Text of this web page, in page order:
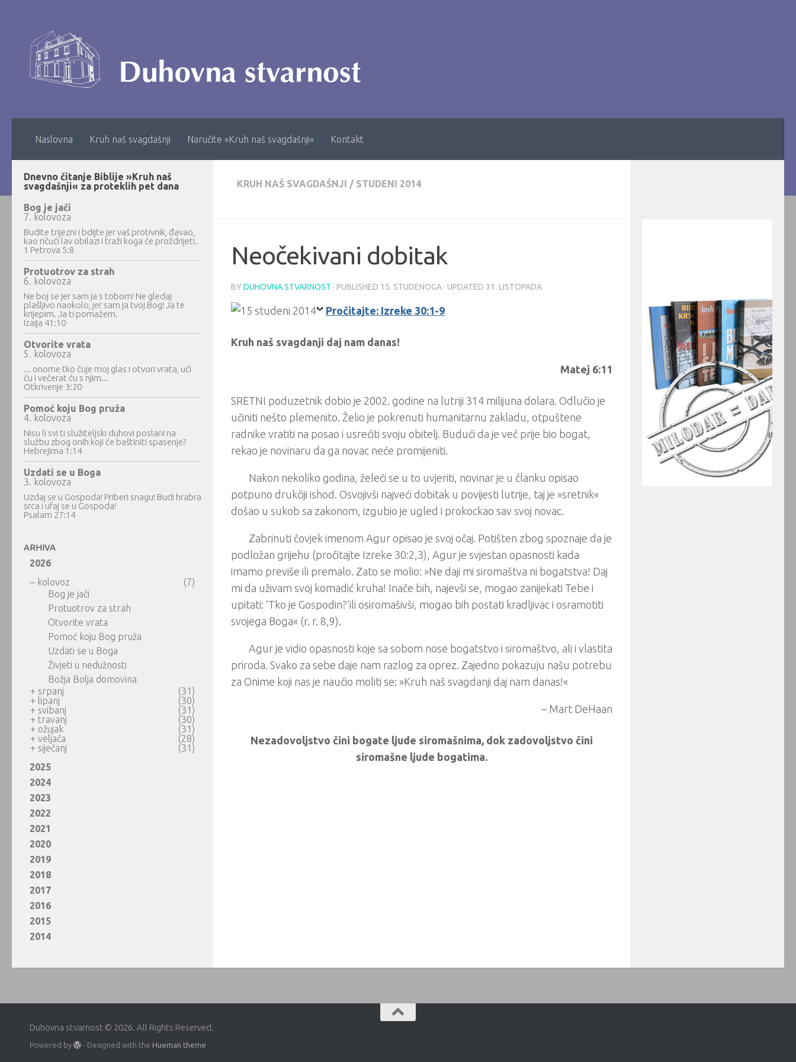
Naslovna Kruh naš svagdašnji Naručite »Kruh naš svagdašnji« Kontakt
KRUH NAŠ SVAGDAŠNJI / STUDENI 2014
Neočekivani dobitak
BY DUHOVNA STVARNOST · PUBLISHED 15. STUDENOGA · UPDATED 31. LISTOPADA
Pročitajte: Izreke 30:1-9
Kruh naš svagdanji daj nam danas!
Matej 6:11
SRETNI poduzetnik dobio je 2002. godine na lutriji 314 milijuna dolara. Odlučio je
učiniti nešto plemenito. Želio je pokrenuti humanitarnu zakladu, otpuštene
radnike vratiti na posao i usrećiti svoju obitelj. Budući da je već prije bio bogat,
rekao je novinaru da ga novac neće promijeniti.
Nakon nekoliko godina, želeći se u to uvjeriti, novinar je u članku opisao
potpuno drukčiji ishod. Osvojivši najveći dobitak u povijesti lutrije, taj je »sretnik«
došao u sukob sa zakonom, izgubio je ugled i prokockao sav svoj novac.
Zabrinuti čovjek imenom Agur opisao je svoj očaj. Potišten zbog spoznaje da je
podložan grijehu (pročitajte Izreke 30:2,3), Agur je svjestan opasnosti kada
imamo previše ili premalo. Zato se molio: »Ne daji mi siromaštva ni bogatstva! Daj
mi da uživam svoj komadić kruha! Inače bih, najevši se, mogao zanijekati Tebe i
upitati: ’Tko je Gospodin?’ili osiromašivši, mogao bih postati kradljivac i osramotiti
svojega Boga« (r. r. 8,9).
Agur je vidio opasnosti koje sa sobom nose bogatstvo i siromaštvo, ali i vlastita
priroda. Svako za sebe daje nam razlog za oprez. Zajedno pokazuju našu potrebu
za Onime koji nas je naučio moliti se: »Kruh naš svagdanji daj nam danas!«
– Mart DeHaan
Nezadovoljstvo čini bogate ljude siromašnima, dok zadovoljstvo čini
siromašne ljude bogatima.
Dnevno čitanje Biblije »Kruh naš
svagdašnji« za proteklih pet dana
Bog je jači
7. kolovoza
Budite trijezni i bdijte jer vaš protivnik, đavao,
kao ričući lav obilazi i traži koga će proždrijeti.
1 Petrova 5:8
Protuotrov za strah
6. kolovoza
Ne boj se jer sam ja s tobom! Ne gledaj
plašljivo naokolo, jer sam ja tvoj Bog! Ja te
krijepim. Ja ti pomažem.
Izaija 41:10
Otvorite vrata
5. kolovoza
... onome tko čuje moj glas i otvori vrata, ući
ću i večerat ću s njim...
Otkrivenje 3:20
Pomoć koju Bog pruža
4. kolovoza
Nisu li svi ti služiteljski duhovi poslani na
službu zbog onih koji će baštiniti spasenje?
Hebrejima 1:14
Uzdati se u Boga
3. kolovoza
Uzdaj se u Gospoda! Priberi snagu! Budi hrabra
srca i ufaj se u Gospoda!
Psalam 27:14
ARHIVA
2026
– kolovoz
(7)
Bog je jači
Protuotrov za strah
Otvorite vrata
Pomoć koju Bog pruža
Uzdati se u Boga
Živjeti u nedužnosti
Božja Bolja domovina
+ srpanj
(31)
+ lipanj
(30)
+ svibanj
(31)
+ travanj
(30)
+ ožujak
(31)
+ veljača
(28)
+ siječanj
(31)
2025
2024
2023
2022
2021
2020
2019
2018
2017
2016
2015
2014
Duhovna stvarnost © 2026. All Rights Reserved.
Powered by - Designed with the Hueman theme